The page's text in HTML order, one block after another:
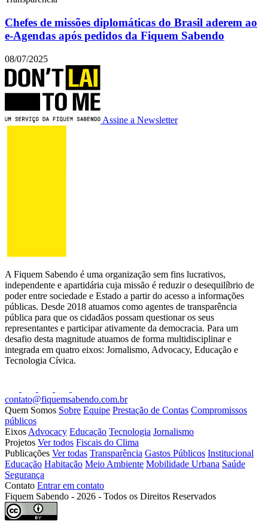
Chefes de missões diplomáticas do Brasil aderem ao
e-Agendas após pedidos da Fiquem Sabendo
08/07/2025
Assine a Newsletter
A Fiquem Sabendo é uma organização sem fins lucrativos,
independente e apartidária cuja missão é reduzir o desequilíbrio de
poder entre sociedade e Estado a partir do acesso a informações
públicas. Desde 2018 atuamos como agentes de transparência
pública para que os cidadãos possam questionar os seus
representantes e participar ativamente da democracia. Para um
desafio desta magnitude atuamos de forma multidisciplinar e
integrada em quatro eixos: Jornalismo, Advocacy, Educação e
Tecnologia Cívica.
contato@fiquemsabendo.com.br
Quem Somos Sobre Equipe Prestação de Contas Compromissos
públicos
Eixos Advocacy Educação Tecnologia Jornalismo
Projetos Ver todos Fiscais do Clima
Publicações Ver todas Transparência Gastos Públicos Institucional
Educação Habitação Meio Ambiente Mobilidade Urbana Saúde
Segurança
Contato Entrar em contato
Fiquem Sabendo - 2026 - Todos os Direitos Reservados